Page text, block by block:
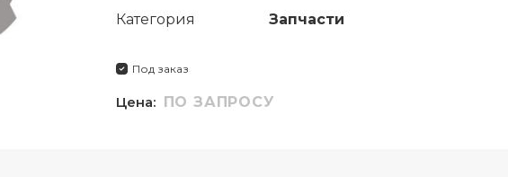
Категория
Запчасти
Под заказ
Цена: ПО ЗАПРОСУ